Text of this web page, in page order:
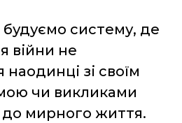
систему, де
війни не
зі своїм
чи викликами
мирного життя.